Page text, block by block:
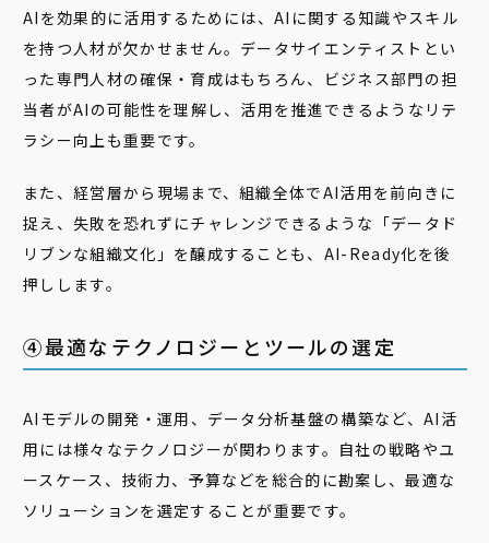
AIを効果的に活用するためには、AIに関する知識やスキル
を持つ人材が欠かせません。データサイエンティストとい
った専門人材の確保・育成はもちろん、ビジネス部門の担
当者がAIの可能性を理解し、活用を推進できるようなリテ
ラシー向上も重要です。
また、経営層から現場まで、組織全体でAI活用を前向きに
捉え、失敗を恐れずにチャレンジできるような「データド
リブンな組織文化」を醸成することも、AI-Ready化を後
押しします。
④最適なテクノロジーとツールの選定
AIモデルの開発・運用、データ分析基盤の構築など、AI活
用には様々なテクノロジーが関わります。自社の戦略やユ
ースケース、技術力、予算などを総合的に勘案し、最適な
ソリューションを選定することが重要です。